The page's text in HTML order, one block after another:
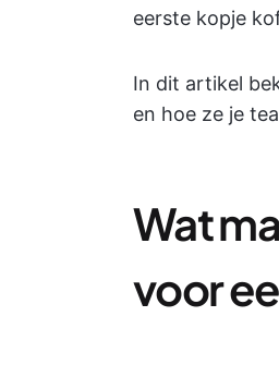
eerste kopje
In dit artikel
en hoe ze je
Wat
voor